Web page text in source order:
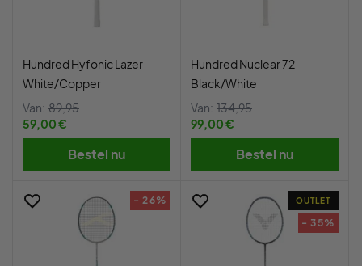
Hundred Hyfonic Lazer
White/Copper
Van: 89,95
59,00 €
Bestel nu
Hundred Nuclear 72
Black/White
Van: 134,95
99,00 €
Bestel nu
- 26% OUTLET
- 35%